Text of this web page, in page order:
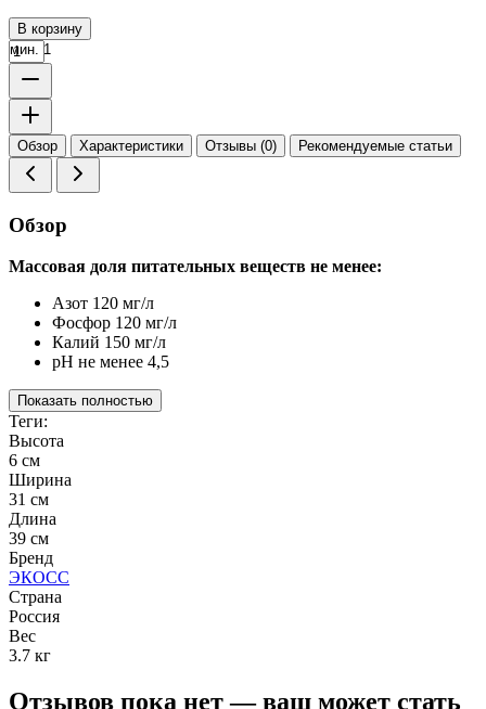
В корзину
мин. 1
Обзор Характеристики Отзывы (0) Рекомендуемые статьи
Обзор
Массовая доля питательных веществ не менее:
Азот 120 мг/л
Фосфор 120 мг/л
Калий 150 мг/л
pH не менее 4,5
Показать полностью
Теги:
Высота
6 см
Ширина
31 см
Длина
39 см
Бренд
ЭКОСС
Страна
Россия
Вес
3.7 кг
Отзывов пока нет — ваш может стать